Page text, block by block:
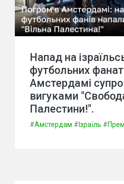
Напад на
футбольних
Амстердамі
вигуками
Палестини!".
#Амстердам # Ізраїль #